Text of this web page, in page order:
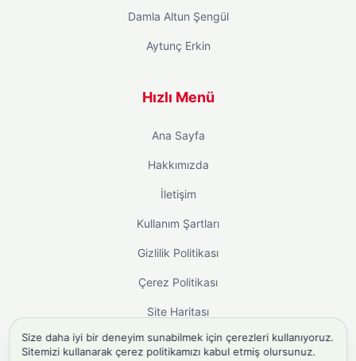
Damla Altun Şengül
Aytunç Erkin
Hızlı Menü
Ana Sayfa
Hakkımızda
İletişim
Kullanım Şartları
Gizlilik Politikası
Çerez Politikası
Site Haritası
Size daha iyi bir deneyim sunabilmek için çerezleri kullanıyoruz.
Sitemizi kullanarak çerez politikamızı kabul etmiş olursunuz.